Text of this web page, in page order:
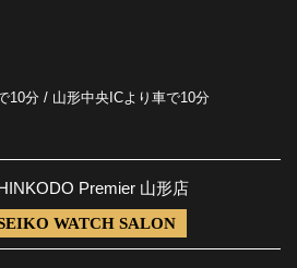
10分 / 山形中央ICより車で10分
Premier 山形店
WATCH SALON